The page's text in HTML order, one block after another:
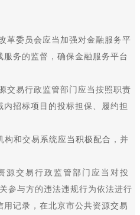
委员会应当加强对金融服务平
务的监督，确保金融服务平台
易行政监管部门应当按照职责
招标项目的投标担保、履约担
和交易系统应当积极配合，并
交易行政监管部门应当对投
参与方的违法违规行为依法进行
记录，在北京市公共资源交易